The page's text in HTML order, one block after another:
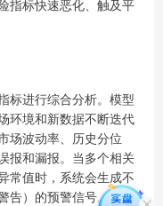
指标快速恶化、触及平
标进行综合分析。模型
环境和新数据不断迭代
场波动率、历史分位
报和漏报。当多个相关
常值时，系统会生成不
告）的预警信号。